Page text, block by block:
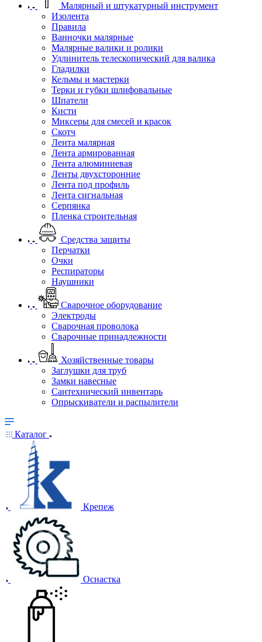
Малярный и штукатурный инструмент
Изолента
Правила
Ванночки малярные
Малярные валики и ролики
Удлинитель телескопический для валика
Гладилки
Кельмы и мастерки
Терки и губки шлифовальные
Шпатели
Кисти
Миксеры для смесей и красок
Скотч
Лента малярная
Лента армированная
Лента алюминиевая
Ленты двухсторонние
Лента под профиль
Лента сигнальная
Серпянка
Пленка строительная
Средства защиты
Перчатки
Очки
Респираторы
Наушники
Сварочное оборудование
Электроды
Сварочная проволока
Сварочные принадлежности
Хозяйственные товары
Заглушки для труб
Замки навесные
Сантехнический инвентарь
Опрыскиватели и распылители
Каталог
Крепеж
Оснастка